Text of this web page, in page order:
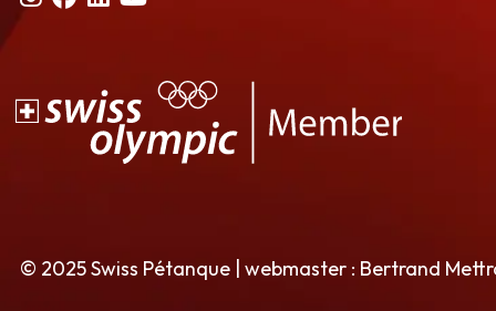
© 2025 Swiss Pétanque | webmaster : Bertrand